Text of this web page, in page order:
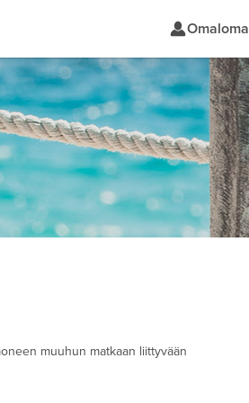
Omaloma
muuhun matkaan liittyvään